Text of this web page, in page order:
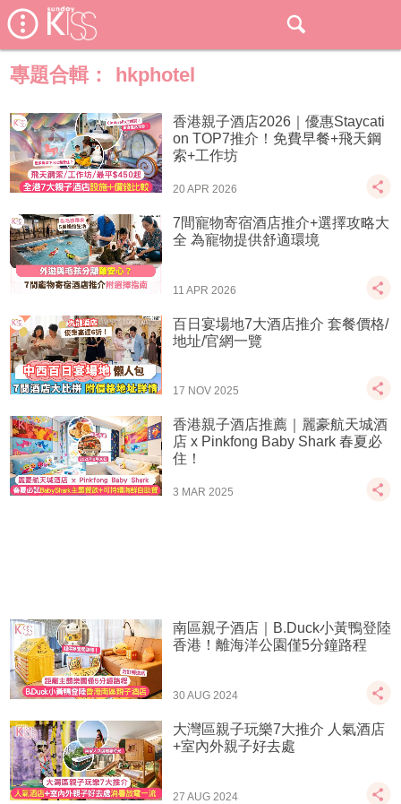
專題合輯： hkphotel
香港親子酒店2026｜優惠Staycati
on TOP7推介！免費早餐+飛天鋼
索+工作坊
20 APR 2026
7間寵物寄宿酒店推介+選擇攻略大
全 為寵物提供舒適環境
11 APR 2026
百日宴場地7大酒店推介 套餐價格/
地址/官網一覽
17 NOV 2025
香港親子酒店推薦｜麗豪航天城酒
店 x Pinkfong Baby Shark 春夏必
住！
3 MAR 2025
南區親子酒店｜B.Duck小黃鴨登陸
香港！離海洋公園僅5分鐘路程
30 AUG 2024
大灣區親子玩樂7大推介 人氣酒店
+室內外親子好去處
27 AUG 2024